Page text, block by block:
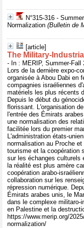
N°315-316 -
Normalization (Bulletin de
[article]
The Military-
- In : MERIP, Summer-Fall
Lors de la dernière expo-
organisée à Abou Dabi en
compagnies israéliennes
matériels les plus récents
Depuis le début du
florissant. L'organisation
l'entrée des Émirats
une normalisation des
facilitée lors du premier
L'administration états-
normalisation au Proche
tourisme et la coopération
sur les échanges culturels
la réalité est plus amère
coopération arabo-
collaboration sur les
répression numérique.
Émirats arabes unis, le
dans le complexe militaro-
en Palestine et la
https://www.merip.org/
normalization/